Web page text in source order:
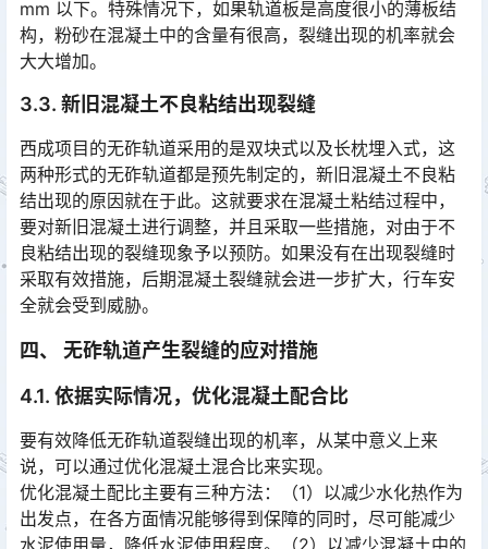
mm 以下。特殊情况下，如果轨道板是高度很小的薄板结
构，粉砂在混凝土中的含量有很高，裂缝出现的机率就会
大大增加。󠅅󠅃󠄵󠅂󠄪󠇖󠆨󠆨󠇕󠆞󠆒󠅬󠇘󠆭󠆘󠇙󠆝󠅵󠇗󠆭󠆁󠄐󠇗󠅹󠅸󠇖󠆍󠅳󠇖󠅹󠅰󠇖󠆌󠅹
3.3. 新旧混凝土不良粘结出现裂缝
西成项目的无砟轨道采用的是双块式以及长枕埋入式，这
两种形式的无砟轨道都是预先制定的，新旧混凝土不良粘
结出现的原因就在于此。这就要求在混凝土粘结过程中，
要对新旧混凝土进行调整，并且采取一些措施，对由于不
良粘结出现的裂缝现象予以预防。如果没有在出现裂缝时
采取有效措施，后期混凝土裂缝就会进一步扩大，行车安
全就会受到威胁。󠅅󠅃󠄵󠅂󠄪󠇖󠆨󠆨󠇕󠆞󠆒󠅬󠇘󠆭󠆘󠇙󠆝󠅵󠇗󠆭󠆁󠄐󠇗󠅹󠅸󠇖󠆍󠅳󠇖󠅹󠅰󠇖󠆌󠅹
四、 无砟轨道产生裂缝的应对措施
4.1. 依据实际情况，优化混凝土配合比
要有效降低无砟轨道裂缝出现的机率，从某中意义上来
说，可以通过优化混凝土混合比来实现。
优化混凝土配比主要有三种方法：（1）以减少水化热作为
出发点，在各方面情况能够得到保障的同时，尽可能减少
水泥使用量，降低水泥使用程度。（2）以减少混凝土中的